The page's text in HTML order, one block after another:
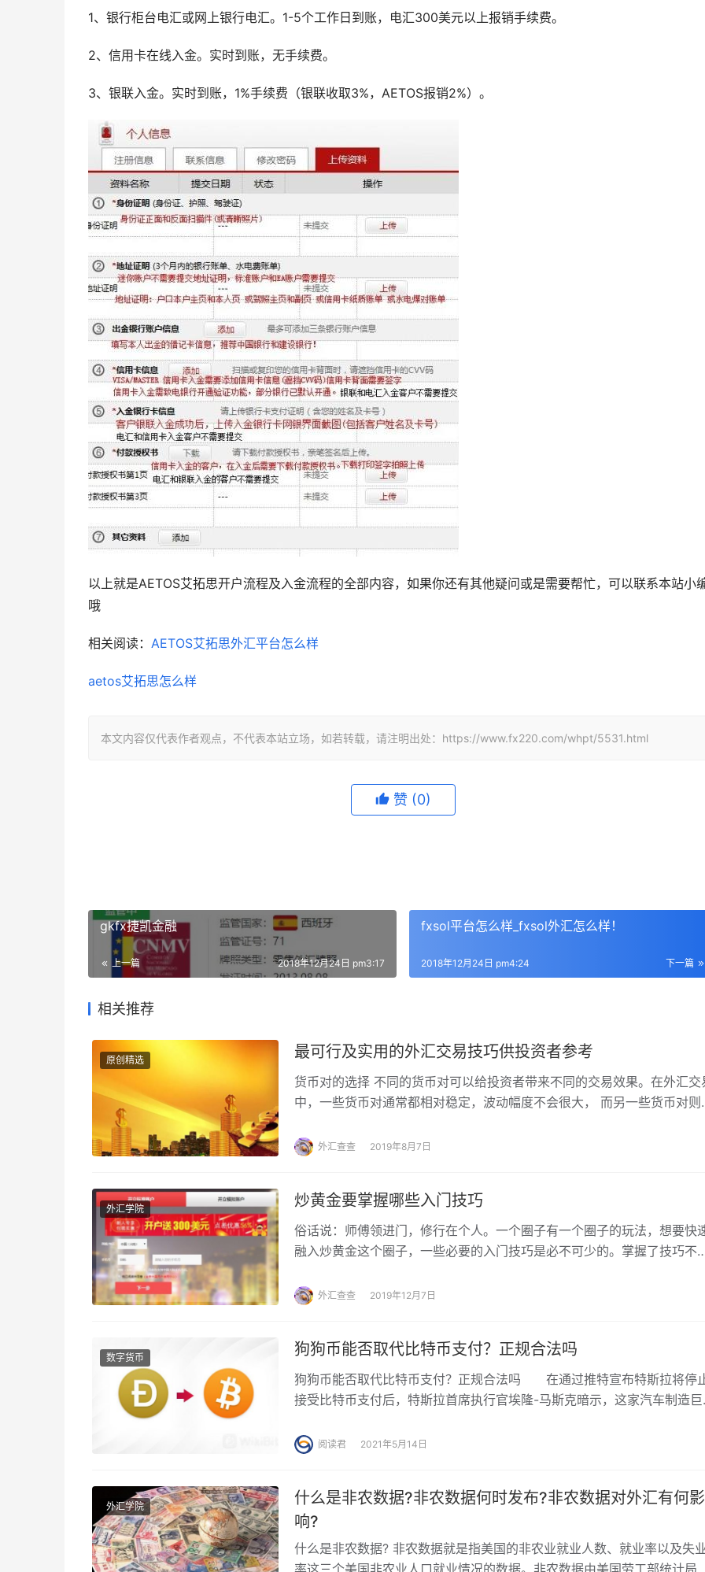
1、银行柜台电汇或网上银行电汇。1-5个工作日到账，电汇300美元以上报销手续费。
2、信用卡在线入金。实时到账，无手续费。
3、银联入金。实时到账，1%手续费（银联收取3%，AETOS报销2%）。
以上就是AETOS艾拓思开户流程及入金流程的全部内容，如果你还有其他疑问或是需要帮忙，可以联系本站小
哦
相关阅读： AETOS艾拓思外汇平台怎么样
aetos艾拓思怎么样
本文内容仅代表作者观点，不代表本站立场，如若转载，请注明出处：https://www.fx220.com/whpt/5531.html
赞 (0)
gkfx捷凯金融
上一篇 2018年12月24日 pm3:17
fxsol平台怎么样_fxsol外汇怎么样！
下一篇
2018年12月24日 pm4:24
相关推荐
原创精选 最可行及实用的外汇交易技巧供投资者参考
货币对的选择 不同的货币对可以给投资者带来不同的交易效果。在外汇交
中，一些货币对通常都相对稳定，波动幅度不会很大， 而另一些货币对则
外汇查查 2019年8月7日
外汇学院 炒黄金要掌握哪些入门技巧
俗话说：师傅领进门，修行在个人。一个圈子有一个圈子的玩法，想要快
融入炒黄金这个圈子，一些必要的入门技巧是必不可少的。掌握了技巧不
底是什么呢？快来和小编一起看看吧！
外汇查查 2019年12月7日
数字货币 狗狗币能否取代比特币支付？正规合法吗
狗狗币能否取代比特币支付？正规合法吗 在通过推特宣布特斯拉将停
接受比特币支付后，特斯拉首席执行官埃隆-马斯克暗示，这家汽车制造巨
币（Dogecoin）
阅读君 2021年5月14日
外汇学院
什么是非农数据?非农数据何时发布?非农数据对外汇有何影
响?
什么是非农数据? 非农数据就是指美国的非农业就业人数、就业率以及失